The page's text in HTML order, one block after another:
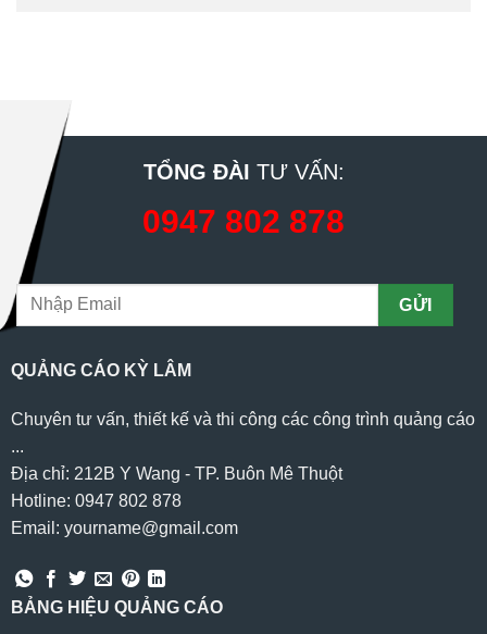
TỔNG ĐÀI TƯ VẤN:
0947 802 878
QUẢNG CÁO KỲ LÂM
Chuyên tư vấn, thiết kế và thi công các công trình quảng cáo
...
Địa chỉ: 212B Y Wang - TP. Buôn Mê Thuột
Hotline: 0947 802 878
Email: yourname@gmail.com
BẢNG HIỆU QUẢNG CÁO